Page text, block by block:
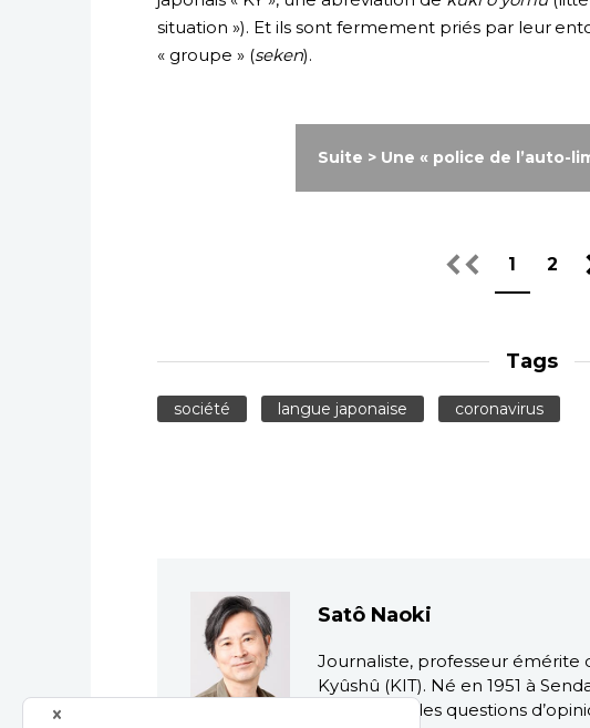
situation »). Et ils sont fermement priés par leur
« groupe » (seken).
Suite > Une « police de l’auto-
1 2
Tags
société langue japonaise coronavirus
Satô Naoki
Journaliste, professeur émérite
Kyûshû (KIT). Né en 1951 à
Spécialiste des questions